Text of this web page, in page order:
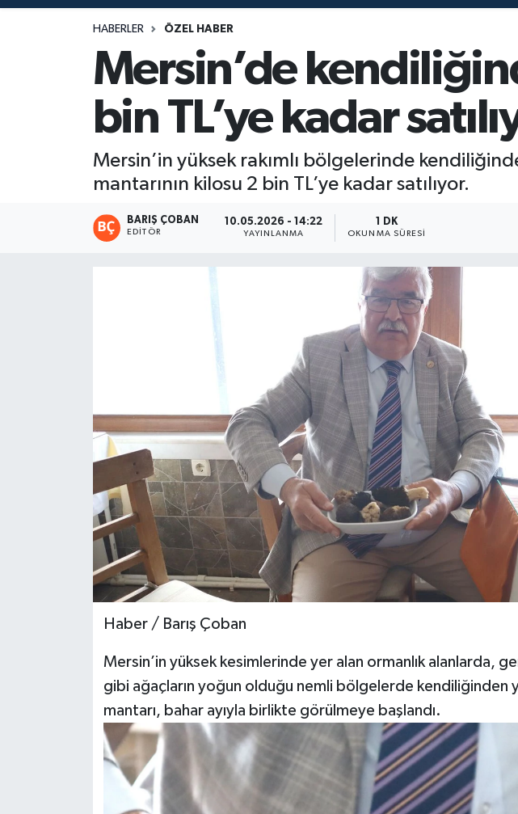
HABERLER ÖZEL HABER
Mersin’de
bin TL’ye kadar
Mersin’in yüksek rakımlı bölgelerinde
mantarının kilosu 2 bin TL’ye kadar satılıyor.
BARIŞ ÇOBAN
EDITÖR
10.05.2026 - 14:22
YAYINLANMA
1 DK
OKUNMA SÜRESI
Haber / Barış Çoban
Mersin’in yüksek kesimlerinde yer alan ormanlık alanlarda,
gibi ağaçların yoğun olduğu nemli bölgelerde kendiliğinden
mantarı, bahar ayıyla birlikte görülmeye başlandı.
Magazin
Mersin Tarihi
Özel Haber
Politika
Resmi İlan